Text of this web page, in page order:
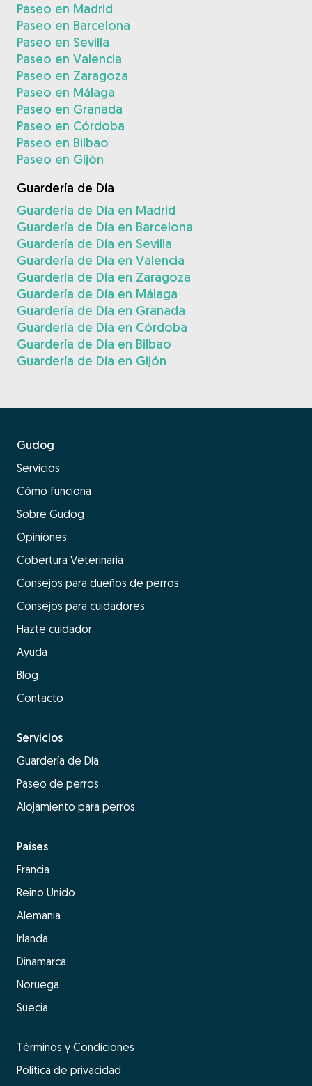
Paseo en Madrid
Paseo en Barcelona
Paseo en Sevilla
Paseo en Valencia
Paseo en Zaragoza
Paseo en Málaga
Paseo en Granada
Paseo en Córdoba
Paseo en Bilbao
Paseo en Gijón
Guardería de Día
Guardería de Día en Madrid
Guardería de Día en Barcelona
Guardería de Día en Sevilla
Guardería de Día en Valencia
Guardería de Día en Zaragoza
Guardería de Día en Málaga
Guardería de Día en Granada
Guardería de Día en Córdoba
Guardería de Día en Bilbao
Guardería de Día en Gijón
Gudog
Servicios
Cómo funciona
Sobre Gudog
Opiniones
Cobertura Veterinaria
Consejos para dueños de perros
Consejos para cuidadores
Hazte cuidador
Ayuda
Blog
Contacto
Servicios
Guardería de Día
Paseo de perros
Alojamiento para perros
Países
Francia
Reino Unido
Alemania
Irlanda
Dinamarca
Noruega
Suecia
Términos y Condiciones
Política de privacidad